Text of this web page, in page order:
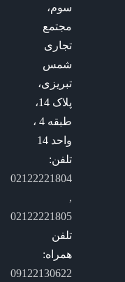
سوم،
مجتمع
تجاری
شمس
تبریزی،
پلاک 14،
طبقه 4 ،
واحد 14
تلفن:
02122221804
,
02122221805
تلفن
همراه:
09122130622